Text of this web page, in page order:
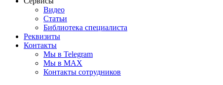
Видео
Статьи
Библиотека специалиста
Реквизиты
Контакты
Мы в Telegram
Мы в MAX
Контакты сотрудников